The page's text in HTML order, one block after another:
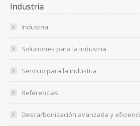
Industria
Industria
Soluciones para la industria
Servicio para la industria
Referencias
Descarbonización avanzada y